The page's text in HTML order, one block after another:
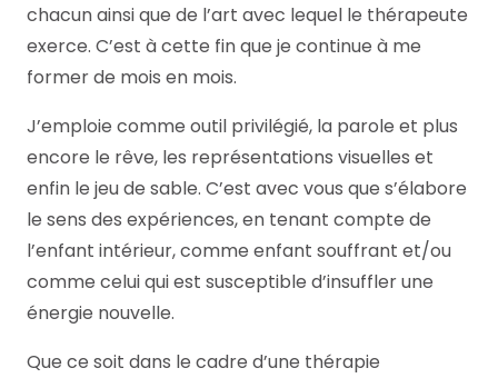
chacun ainsi que de l’art avec lequel le thérapeute
exerce. C’est à cette fin que je continue à me
former de mois en mois.
J’emploie comme outil privilégié, la parole et plus
encore le rêve, les représentations visuelles et
enfin le jeu de sable. C’est avec vous que s’élabore
le sens des expériences, en tenant compte de
l’enfant intérieur, comme enfant souffrant et/ou
comme celui qui est susceptible d’insuffler une
énergie nouvelle.
Que ce soit dans le cadre d’une thérapie